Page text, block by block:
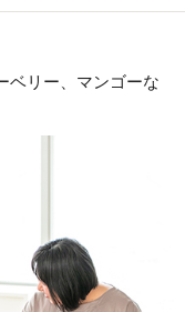
ベリー、マンゴーな